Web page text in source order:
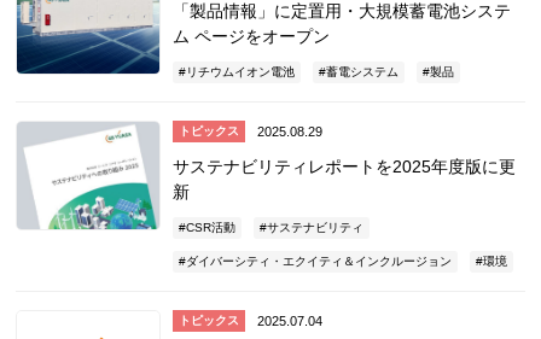
「製品情報」に定置用・大規模蓄電池システ
ム ページをオープン
リチウムイオン電池 蓄電システム 製品
トピックス 2025.08.29
サステナビリティレポートを2025年度版に更
新
CSR活動 サステナビリティ
ダイバーシティ・エクイティ＆インクルージョン 環境
トピックス 2025.07.04